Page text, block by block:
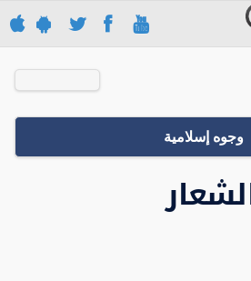
وجوه إسلامية